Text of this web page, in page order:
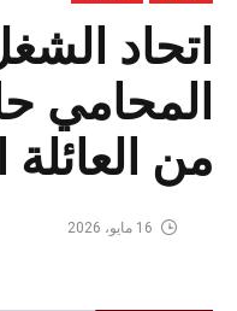
اتحاد
المحامي
من العائلة
16 مايو، 2026